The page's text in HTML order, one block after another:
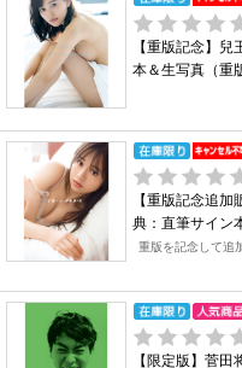
【重版記念】
本＆生写真（重
【重版記念追
典：直筆サイン
重版を記念して追
【限定版】菅